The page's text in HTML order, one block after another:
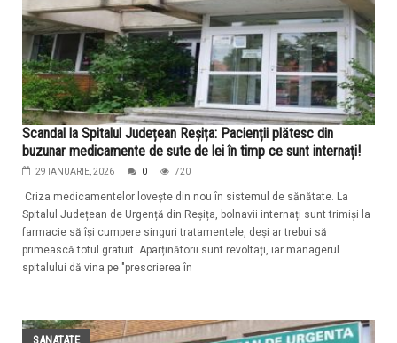
Scandal la Spitalul Județean Reșița: Pacienții plătesc din
buzunar medicamente de sute de lei în timp ce sunt internați!
29 IANUARIE, 2026 0 720
Criza medicamentelor lovește din nou în sistemul de sănătate. La
Spitalul Județean de Urgență din Reșița, bolnavii internați sunt trimiși la
farmacie să își cumpere singuri tratamentele, deși ar trebui să
primească totul gratuit. Aparținătorii sunt revoltați, iar managerul
spitalului dă vina pe "prescrierea în
SANATATE